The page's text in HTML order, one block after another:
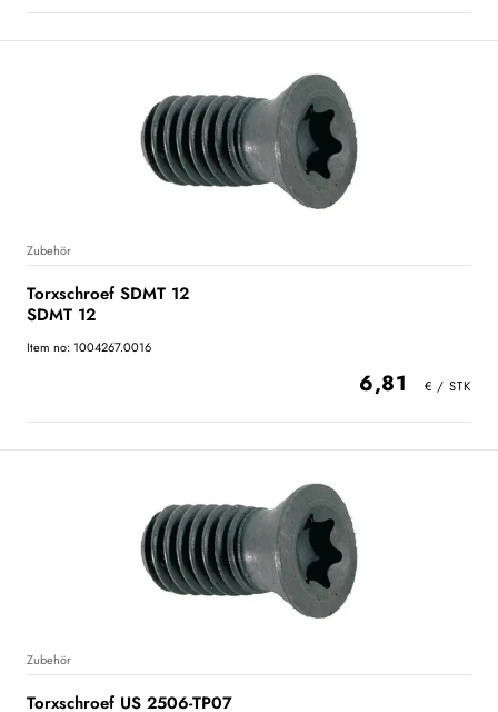
Zubehör
Torxschroef SDMT 12
SDMT 12
Item no: 1004267.0016
6,81
Zubehör
Torxschroef US 2506-TP07